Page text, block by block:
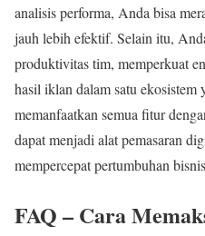
analisis performa, Anda bisa
jauh lebih efektif. Selain itu,
produktivitas tim, memperkuat
hasil iklan dalam satu
memanfaatkan semua fitur
dapat menjadi alat pemasaran
mempercepat pertumbuhan
FAQ – Cara